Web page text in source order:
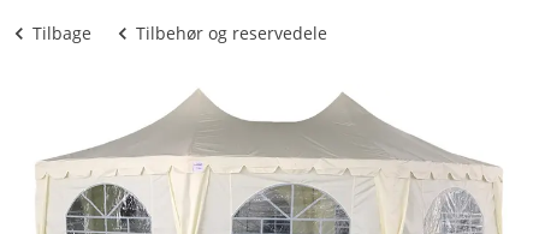
Tilbage Tilbehør og reservedele